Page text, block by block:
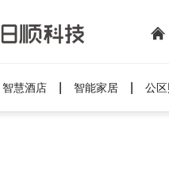
智慧酒店 智能家居 公